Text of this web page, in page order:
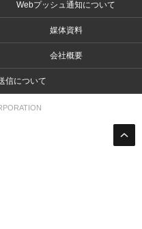
Webプッシュ通知について
媒体資料
会社概要
信について